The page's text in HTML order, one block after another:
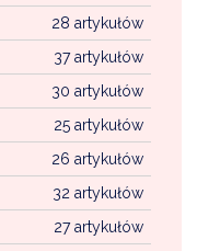
28 artykułów
37 artykułów
30 artykułów
25 artykułów
26 artykułów
32 artykułów
27 artykułów